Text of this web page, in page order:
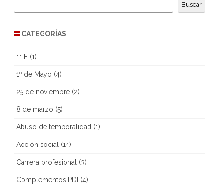
Buscar
CATEGORÍAS
11 F (1)
1º de Mayo (4)
25 de noviembre (2)
8 de marzo (5)
Abuso de temporalidad (1)
Acción social (14)
Carrera profesional (3)
Complementos PDI (4)